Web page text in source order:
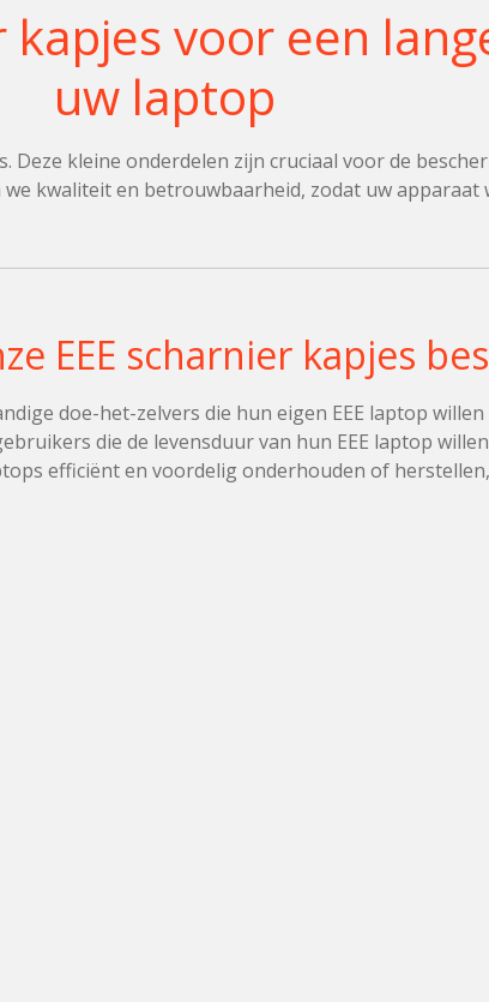
kapjes voor een
uw laptop
Deze kleine onderdelen zijn cruciaal voor de
kwaliteit en betrouwbaarheid, zodat uw apparaat
EEE scharnier kapjes
doe-het-zelvers die hun eigen EEE laptop
die de levensduur van hun EEE laptop
efficiënt en voordelig onderhouden of